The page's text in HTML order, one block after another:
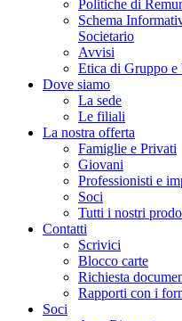
Politiche di
Schema
Societario
Avvisi
Etica di Gruppo
Dove siamo
La sede
Le filiali
La nostra offerta
Famiglie e Privati
Giovani
Professionisti e
Soci
Tutti i nostri
Contatti
Scrivici
Blocco carte
Richiesta
Rapporti con i
Soci